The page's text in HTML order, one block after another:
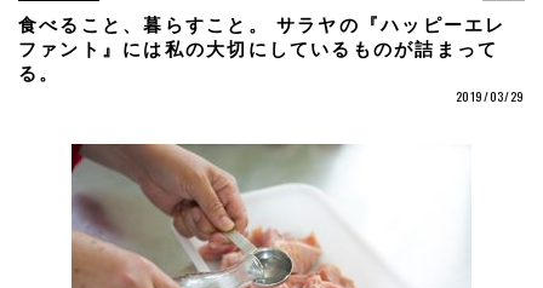
食べること、暮らすこと。 サラヤの『ハッピーエレ
ファント』には私の大切にしているものが詰まって
る。
2019/03/29